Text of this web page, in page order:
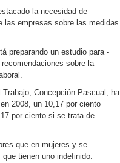
la necesidad de
las empresas sobre las medidas
preparando un estudio para -
sobre la
Concepción Pascual, ha
2008, un 10,17 por ciento
por ciento si se trata de
que en mujeres y se
tienen uno indefinido.